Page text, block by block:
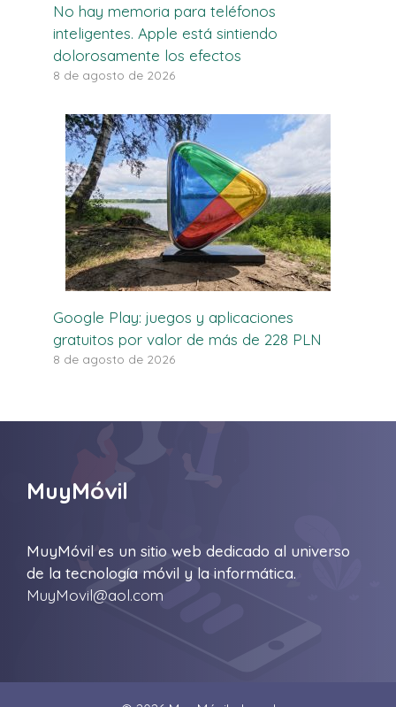
No hay memoria para teléfonos
inteligentes. Apple está sintiendo
dolorosamente los efectos
8 de agosto de 2026
Google Play: juegos y aplicaciones
gratuitos por valor de más de 228 PLN
8 de agosto de 2026
MuyMóvil
MuyMóvil es un sitio web dedicado al universo
de la tecnología móvil y la informática.
MuyMovil@aol.com